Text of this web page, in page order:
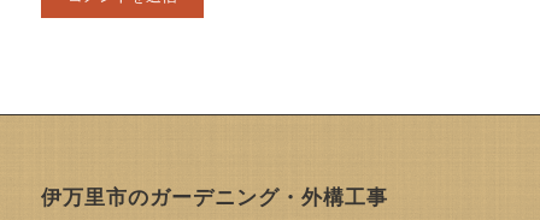
伊万里市のガーデニング・外構工事